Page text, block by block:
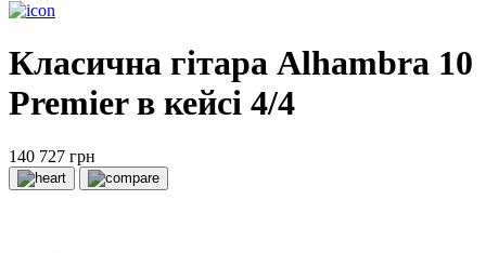
Класична гітара Alhambra 10
Premier в кейсі 4/4
140 727 грн